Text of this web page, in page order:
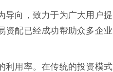
导向，致力于为广大用户提
资配已经成功帮助众多企业
利用率。在传统的投资模式